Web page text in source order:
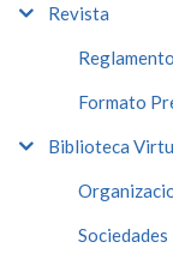
Revista
Formato
Biblioteca